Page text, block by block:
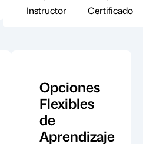
Instructor
Certificado
Opciones
Flexibles
de
Aprendizaje